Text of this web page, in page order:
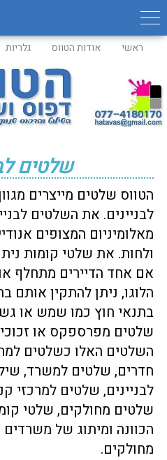
ראשי אודות הטווס גלריות
שלטים
הטווס שלטים מייצרים
לבניינים. את השלטים
מאלומיניום המצופים
ולחות. את שלטי קומות
אם אחד הדיירים מתחלף
הלוגו, ניתן להתקין אותם
בתנאי חוץ כמו שמש או
שלטים מפרספקס או
השלטים האלו כשלטים
חדרים, שלטים למשרד,
לבניינים, שלטים למרכזי
שלטים מחולקים, שלטי
הכוונה ומיתוג של
מחולקים.